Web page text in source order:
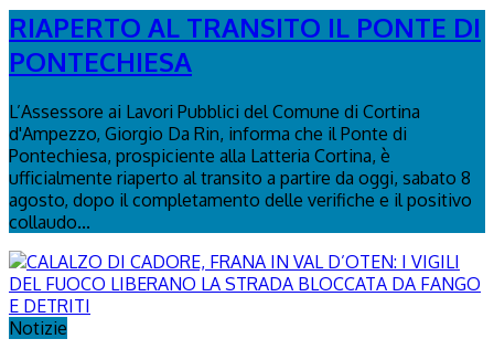
RIAPERTO AL TRANSITO IL PONTE DI
PONTECHIESA
L’Assessore ai Lavori Pubblici del Comune di Cortina
d'Ampezzo, Giorgio Da Rin, informa che il Ponte di
Pontechiesa, prospiciente alla Latteria Cortina, è
ufficialmente riaperto al transito a partire da oggi, sabato 8
agosto, dopo il completamento delle verifiche e il positivo
collaudo...
Notizie